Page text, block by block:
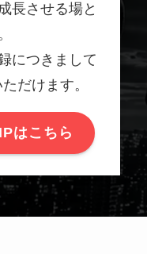
長させる場と
につきまして
だけます。
はこちら